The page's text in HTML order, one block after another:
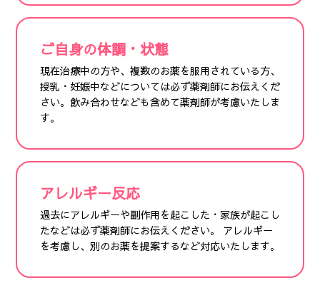
ご自身の体調・状態
現在治療中の方や、複数のお薬を服用されている方、
授乳・妊娠中などについては必ず薬剤師にお伝えくだ
さい。飲み合わせなども含めて薬剤師が考慮いたしま
す。
アレルギー反応
過去にアレルギーや副作用を起こした・家族が起こし
たなどは必ず薬剤師にお伝えください。 アレルギー
を考慮し、別のお薬を提案するなど対応いたします。